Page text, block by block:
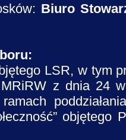
Biuro
LSR, w tym
z dnia 24